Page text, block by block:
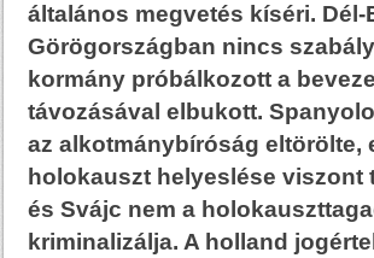
általános megvetés kíséri.
Görögországban nincs
kormány próbálkozott a
távozásával elbukott.
az alkotmánybíróság eltörölte,
holokauszt helyeslése
és Svájc nem a
kriminalizálja. A holland